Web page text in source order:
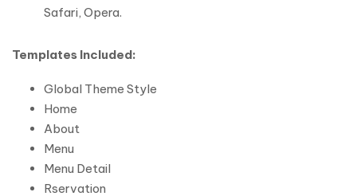
Safari, Opera.
Templates Included:
Global Theme Style
Home
About
Menu
Menu Detail
Rservation